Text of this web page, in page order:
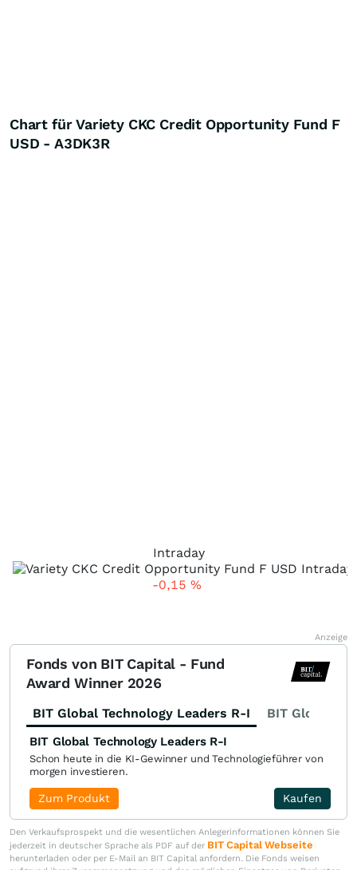
Chart für Variety CKC Credit Opportunity Fund F
USD - A3DK3R
Intraday
-0,15 %
Anzeige
Fonds von BIT Capital - Fund
Award Winner 2026
BIT Global Technology Leaders R-I BIT Global
BIT Global Technology Leaders R-I
Schon heute in die KI-Gewinner und Technologieführer von
morgen investieren.
Kaufen
Zum Produkt
Den Verkaufsprospekt und die wesentlichen Anlegerinformationen können Sie
jederzeit in deutscher Sprache als PDF auf der BIT Capital Webseite
herunterladen oder per E-Mail an BIT Capital anfordern. Die Fonds weisen